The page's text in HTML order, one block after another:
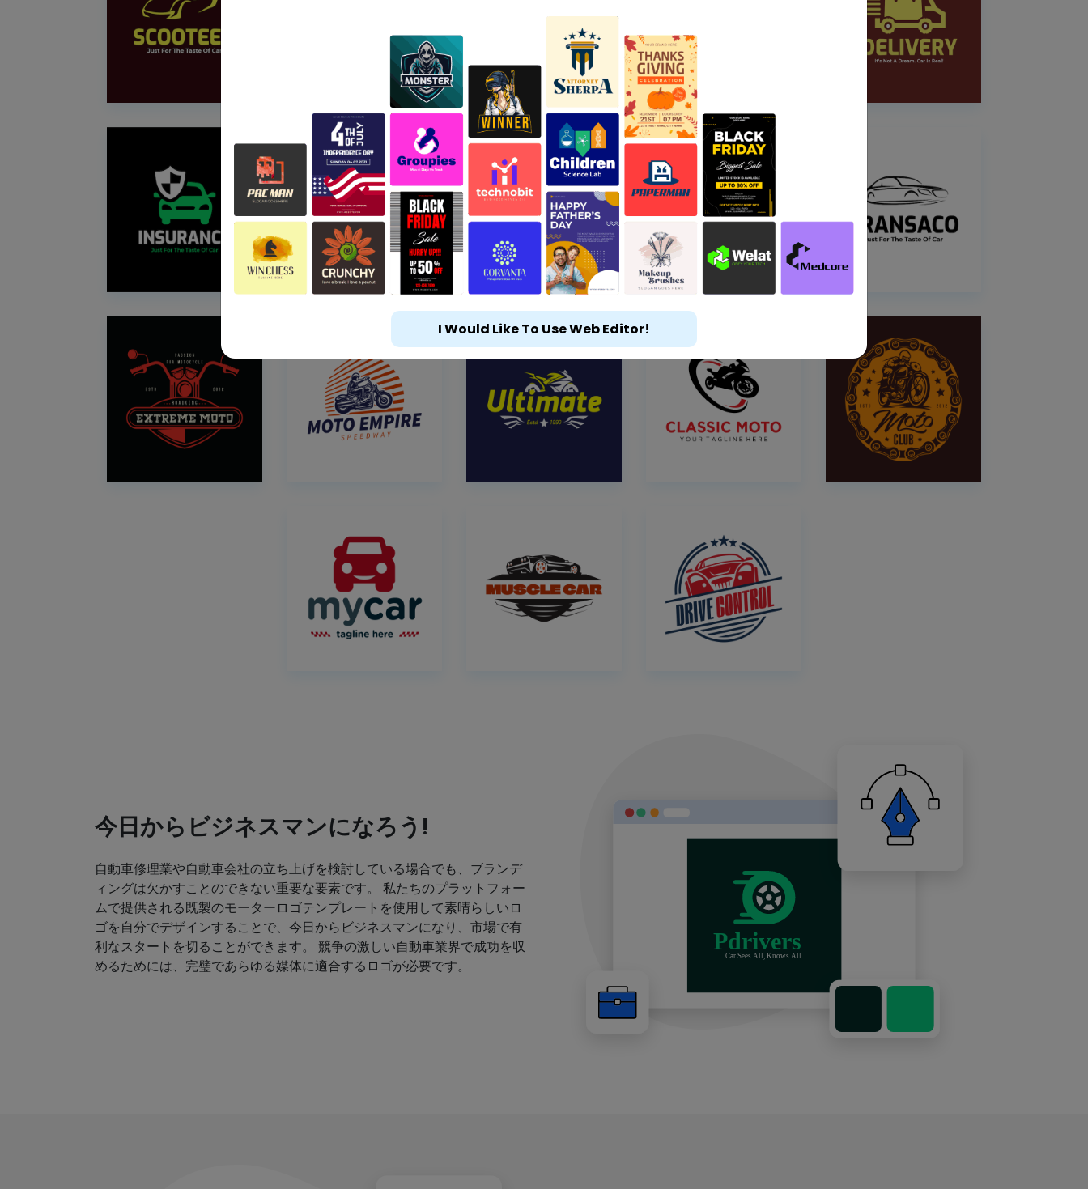
今日からビジネスマンになろう!
自動車修理業や自動車会社の立ち上げを検討している場合でも、ブランデ
ィングは欠かすことのできない重要な要素です。 私たちのプラットフォー
ムで提供される既製のモーターロゴテンプレートを使用して素晴らしいロ
ゴを自分でデザインすることで、今日からビジネスマンになり、市場で有
利なスタートを切ることができます。 競争の激しい自動車業界で成功を収
めるためには、完璧であらゆる媒体に適合するロゴが必要です。
I Would Like To Use Web Editor!